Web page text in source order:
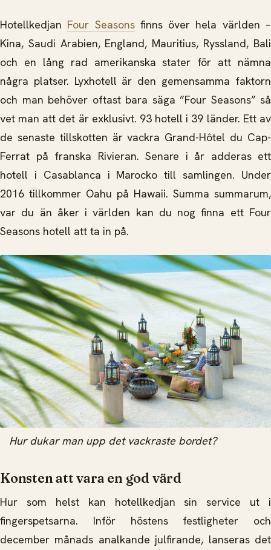
Hotellkedjan Four Seasonsfinns över hela världen –
Kina, Saudi Arabien, England, Mauritius, Ryssland, Bali
och en lång rad amerikanska stater för att nämna
några platser. Lyxhotell är den gemensamma faktorn
och man behöver oftast bara säga ”Four Seasons” så
vet man att det är exklusivt. 93 hotell i 39 länder. Ett av
de senaste tillskotten är vackra Grand-Hôtel du Cap-
Ferrat på franska Rivieran. Senare i år adderas ett
hotell i Casablanca i Marocko till samlingen. Under
2016 tillkommer Oahu på Hawaii. Summa summarum,
var du än åker i världen kan du nog finna ett Four
Seasons hotell att ta in på.
Hur dukar man upp det vackraste bordet?
Konsten att vara en god värd
Hur som helst kan hotellkedjan sin service ut i
fingerspetsarna. Inför höstens festligheter och
december månads analkande julfirande, lanseras det